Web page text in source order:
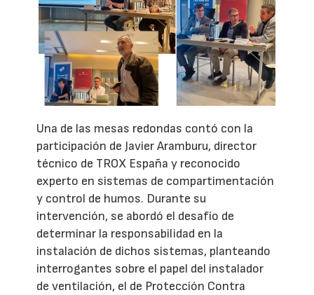
Una de las mesas redondas contó con la
participación de Javier Aramburu, director
técnico de TROX España y reconocido
experto en sistemas de compartimentación
y control de humos. Durante su
intervención, se abordó el desafío de
determinar la responsabilidad en la
instalación de dichos sistemas, planteando
interrogantes sobre el papel del instalador
de ventilación, el de Protección Contra